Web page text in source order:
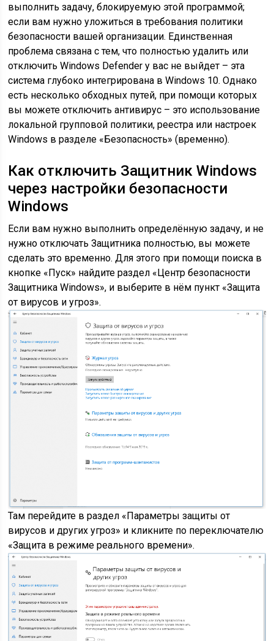
выполнить задачу, блокируемую этой программой;
если вам нужно уложиться в требования политики
безопасности вашей организации. Единственная
проблема связана с тем, что полностью удалить или
отключить Windows Defender у вас не выйдет – эта
система глубоко интегрирована в Windows 10. Однако
есть несколько обходных путей, при помощи которых
вы можете отключить антивирус – это использование
локальной групповой политики, реестра или настроек
Windows в разделе «Безопасность» (временно).
Как отключить Защитник Windows
через настройки безопасности
Windows
Если вам нужно выполнить определённую задачу, и не
нужно отключать Защитника полностью, вы можете
сделать это временно. Для этого при помощи поиска в
кнопке «Пуск» найдите раздел «Центр безопасности
Защитника Windows», и выберите в нём пункт «Защита
от вирусов и угроз».
Там перейдите в раздел «Параметры защиты от
вирусов и других угроз» и кликните по переключателю
«Защита в режиме реального времени».